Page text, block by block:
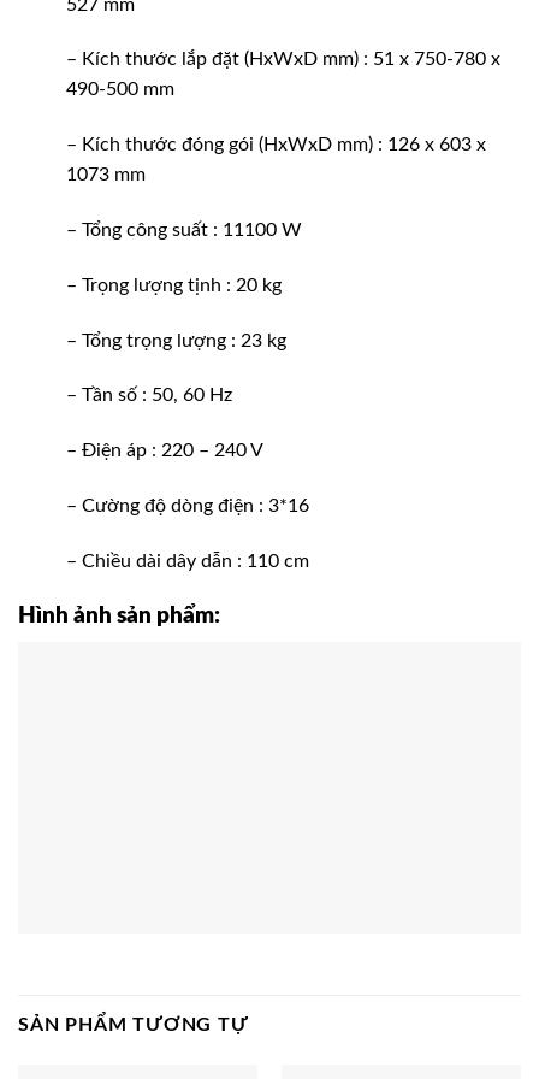
527 mm
– Kích thước lắp đặt (HxWxD mm) : 51 x 750-780 x
490-500 mm
– Kích thước đóng gói (HxWxD mm) : 126 x 603 x
1073 mm
– Tổng công suất : 11100 W
– Trọng lượng tịnh : 20 kg
– Tổng trọng lượng : 23 kg
– Tần số : 50, 60 Hz
– Điện áp : 220 – 240 V
– Cường độ dòng điện : 3*16
– Chiều dài dây dẫn : 110 cm
Hình ảnh sản phẩm:
SẢN PHẨM TƯƠNG TỰ